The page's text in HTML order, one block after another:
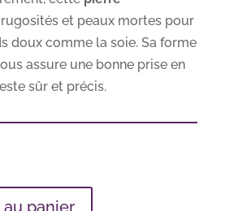
et peaux mortes pour
doux comme la soie. Sa forme
assure une bonne prise en
sûr et précis.